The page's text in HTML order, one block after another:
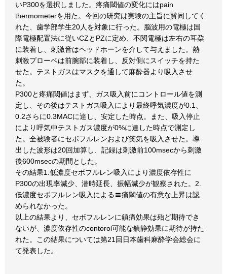
いP300を選択しました。疼痛閾値の変化にはpain
thermometerを用た。今回の研究は実験の主旨に賛同してく
れた、歯学部学生20人を対象に行った。脳波用の電極は国
際電極配置法に従いCZとPZに定め、不関電極は左右の耳朶
に装着し、刺激音はヘッドホーンを介して与えました。熱
刺激プローベは前腕部に装着し、反対側にスイッチを持た
せた。テストガスはマスクを通して麻酔器より吸入させ
た。
P300と疼痛閾値はまず、ガス吸入前にコントロール値を測
定し、その後はテストガス吸入により最終呼気濃度が0.1、
0.2さらに0.3MACに達し、安定した時点。また、吸入停止
により呼気中テストガス濃度が0%に達した時点で測定し
た。全被験者にセボフルレンおよび笑気を吸入させた。導
出した波形は20回加算し、記録は刺激前100msecから刺激
後600msecの期間とした。
その結果1.低濃度セボフルレン吸入により濃度依存性に
P300の出現率減少、潜時延長、振幅減少が観察された。2.
低濃度セボフルレン吸入による〓痛閾値の有意な上昇は認
められなかった。
以上の結果より、セボフルレンに鎮痛効果は殆ど期待でき
ないが、濃度依存性のcontorol可能な鎮静効果に期待が持た
れた。この結果については第21回日本歯科麻酔学会総会に
て発表した。